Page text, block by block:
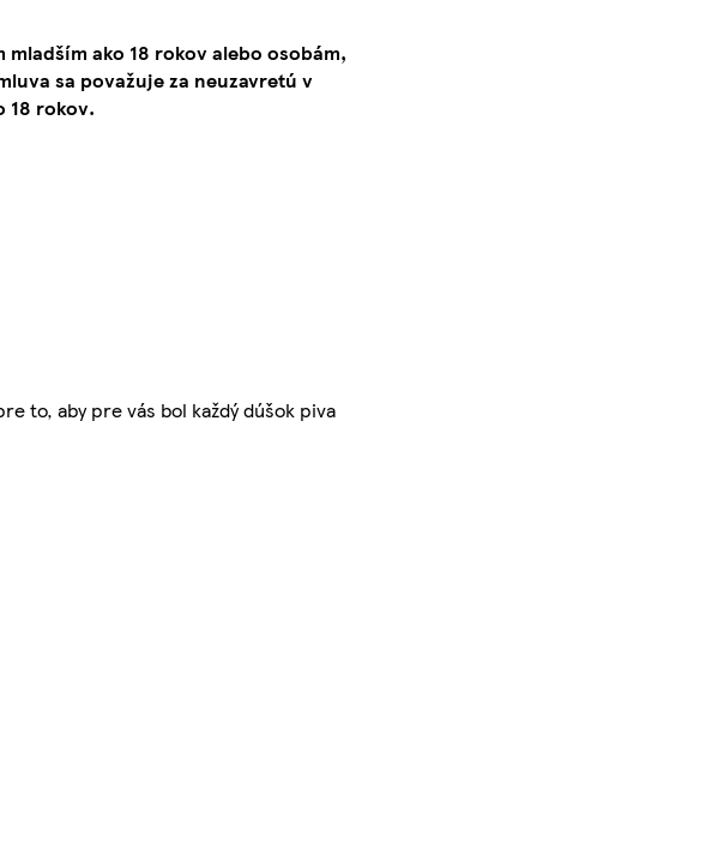
ako 18 rokov alebo osobám,
sa považuje za neuzavretú v
18 rokov.
to, aby pre vás bol každý dúšok piva